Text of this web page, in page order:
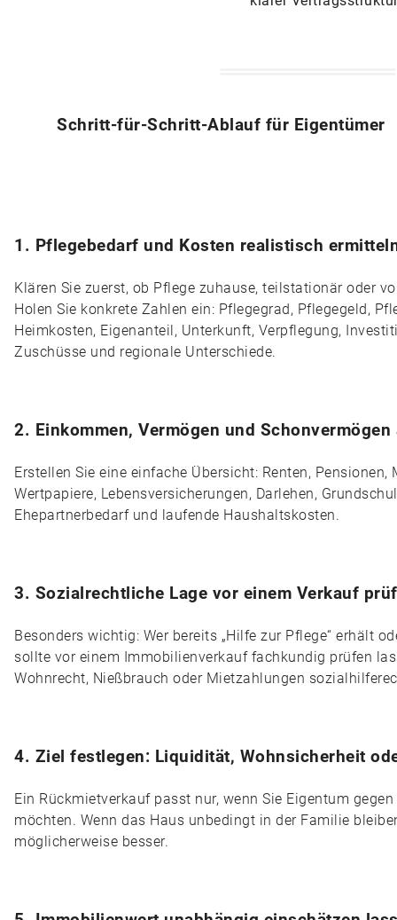
Schritt-für-Schritt-Ablauf für Eigentümer
1. Pflegebedarf und Kosten realistisch
Klären Sie zuerst, ob Pflege zuhause, teilstationär oder
Holen Sie konkrete Zahlen ein: Pflegegrad, Pflegegeld,
Heimkosten, Eigenanteil, Unterkunft, Verpflegung,
Zuschüsse und regionale Unterschiede.
2. Einkommen, Vermögen und
Erstellen Sie eine einfache Übersicht: Renten, Pensionen,
Wertpapiere, Lebensversicherungen, Darlehen,
Ehepartnerbedarf und laufende Haushaltskosten.
3. Sozialrechtliche Lage vor einem Verkauf
Besonders wichtig: Wer bereits „Hilfe zur Pflege“ erhält
sollte vor einem Immobilienverkauf fachkundig prüfen
Wohnrecht, Nießbrauch oder Mietzahlungen
4. Ziel festlegen: Liquidität, Wohnsicherheit
Ein Rückmietverkauf passt nur, wenn Sie Eigentum
möchten. Wenn das Haus unbedingt in der Familie
möglicherweise besser.